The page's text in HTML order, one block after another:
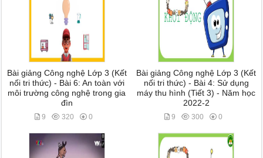
Bài giảng Công nghệ Lớp 3 (Kết
nối tri thức) - Bài 6: An toàn với
môi trường công nghệ trong gia
đìn
9 320 0
Bài giảng Công nghệ Lớp 3 (Kết
nối tri thức) - Bài 4: Sử dụng
máy thu hình (Tiết 3) - Năm học
2022-2
9 300 0